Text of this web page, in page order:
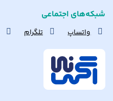
شبکه‌های اجتماعی
واتساپ تلگرام